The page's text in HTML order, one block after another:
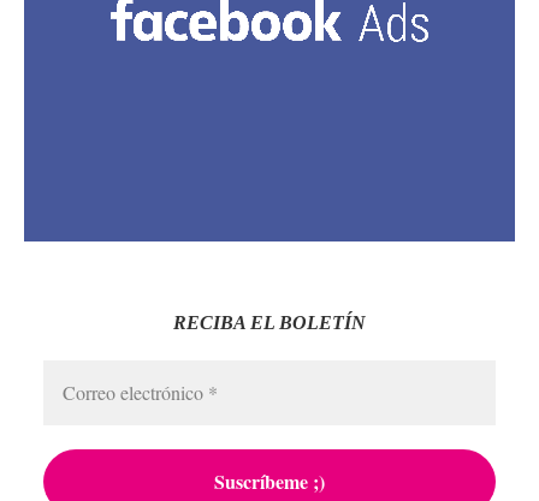
RECIBA EL BOLETÍN